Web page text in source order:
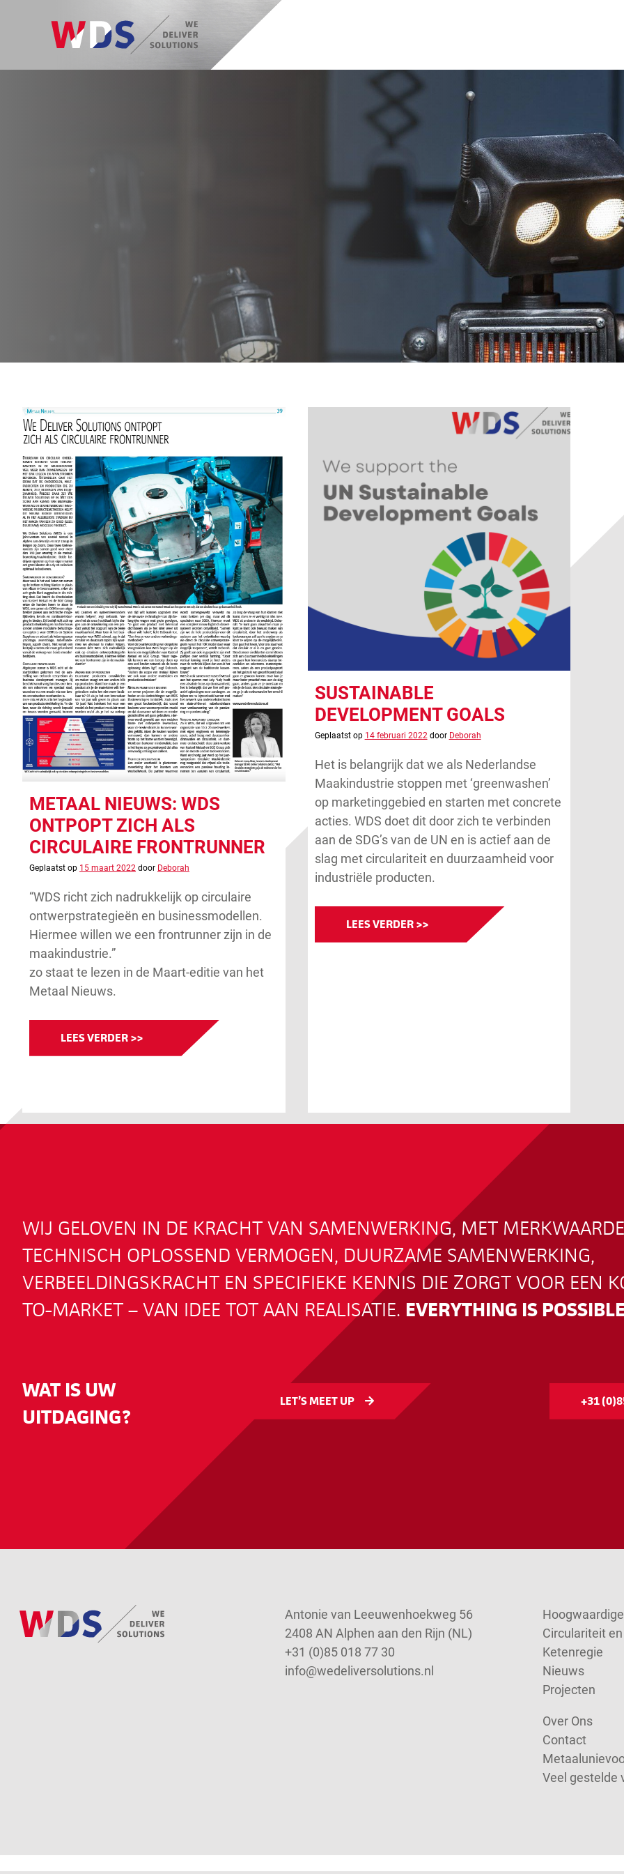
METAAL NIEUWS: WDS
ONTPOPT ZICH ALS
CIRCULAIRE FRONTRUNNER
Geplaatst op 15 maart 2022 door Deborah
“WDS richt zich nadrukkelijk op circulaire
ontwerpstrategieën en businessmodellen.
Hiermee willen we een frontrunner zijn in de
maakindustrie.”
zo staat te lezen in de Maart-editie van het
Metaal Nieuws.
LEES VERDER >>
SUSTAINABLE
DEVELOPMENT GOALS
Geplaatst op 14 februari 2022 door Deborah
Het is belangrijk dat we als Nederlandse
Maakindustrie stoppen met ‘greenwashen’
op marketinggebied en starten met concrete
acties. WDS doet dit door zich te verbinden
aan de SDG’s van de UN en is actief aan de
slag met circulariteit en duurzaamheid voor
industriële producten.
LEES VERDER >>
WIJ GELOVEN IN DE KRACHT VAN SAMENWERKING, MET
TECHNISCH OPLOSSEND VERMOGEN, DUURZAME SAMENWERKING,
VERBEELDINGSKRACHT EN SPECIFIEKE KENNIS DIE ZORGT VOOR EEN
TO-MARKET – VAN IDEE TOT AAN REALISATIE. EVERYTHING IS
WAT IS UW
UITDAGING?
LET’S MEET UP +31
Antonie van Leeuwenhoekweg 56
2408 AN Alphen aan den Rijn (NL)
+31 (0)85 018 77 30
info@wedeliversolutions.nl
Circulariteit
Ketenregie
Nieuws
Projecten
Over Ons
Contact
Veel gestelde